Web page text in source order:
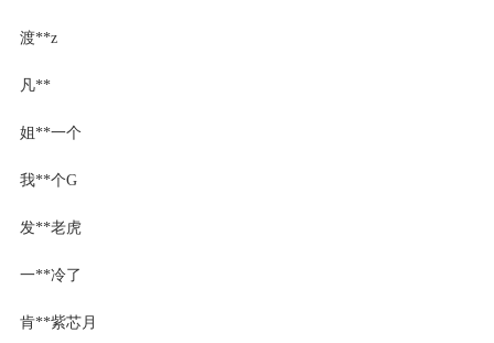
渡**z
凡**
姐**一个
我**个G
发**老虎
一**冷了
肯**紫芯月